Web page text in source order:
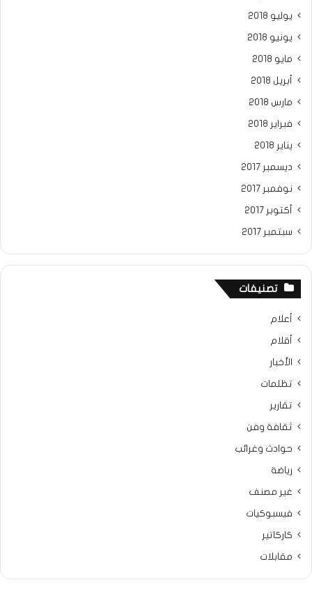
يوليو 2018
يونيو 2018
مايو 2018
أبريل 2018
مارس 2018
فبراير 2018
يناير 2018
ديسمبر 2017
نوفمبر 2017
أكتوبر 2017
سبتمبر 2017
تصنيفات
أعلام
أقلام
الأخبار
تظلمات
تقارير
ثقافة وفن
حوادث وغرائب
رياضة
غير مصنف
فيسبوكيات
كاركاتير
مقابلات